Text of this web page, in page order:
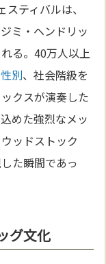
スティバルは、
ミ・ヘンドリッ
る。40万人以上
性別、社会階級を
クスが演奏した
めた強烈なメッ
ッドストック
た瞬間であっ
グ文化